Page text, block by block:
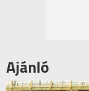
Ajánló